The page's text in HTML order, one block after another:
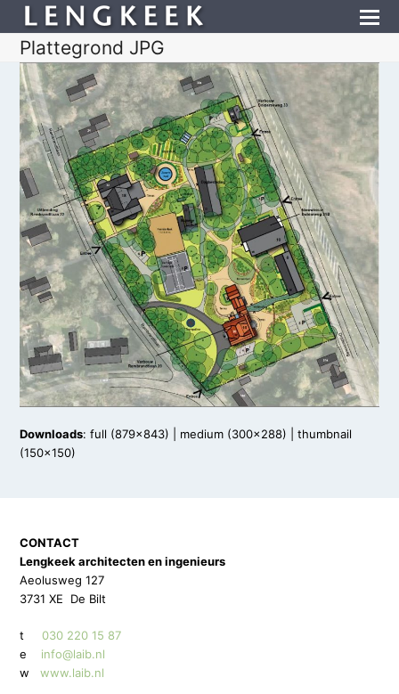
Plattegrond JPG
Downloads:full (879x843) medium (300x288) |thumbnail
(150x150)
CONTACT
Lengkeek architecten en ingenieurs
Aeolusweg 127
3731 XE De Bilt
t030 220 15 87
e info@laib.nl
w
www.laib.nl